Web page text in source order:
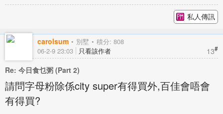
私人傳訊
carolsum 別墅 積分: 808
13#
06-2-9 23:03 只看該作者
Re: 今日食乜粥 (Part 2)
請問字母粉除係city super有得買外,百佳會唔會
有得買?